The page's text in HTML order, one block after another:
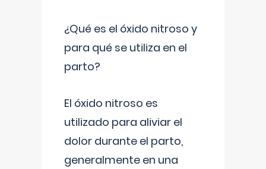
¿Qué es el óxido nitroso y
para qué se utiliza en el
parto?
El óxido nitroso es
utilizado para aliviar el
dolor durante el parto,
generalmente en una